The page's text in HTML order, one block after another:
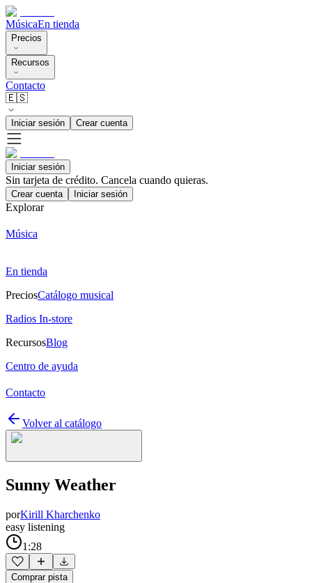
MúsicaEn tienda
Precios
Recursos
Contacto
🇪🇸
Iniciar sesión Crear cuenta
Iniciar sesión
Sin tarjeta de crédito. Cancela cuando quieras.
Crear cuenta Iniciar sesión
Explorar
Música
En tienda
PreciosCatálogo musical
Radios In-store
RecursosBlog
Centro de ayuda
Contacto
Volver al catálogo
Sunny Weather
porKirill Kharchenko
easy listening
1:28
Comprar pista